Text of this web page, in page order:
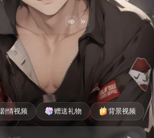
剧情视频 赠送礼物 背景视频